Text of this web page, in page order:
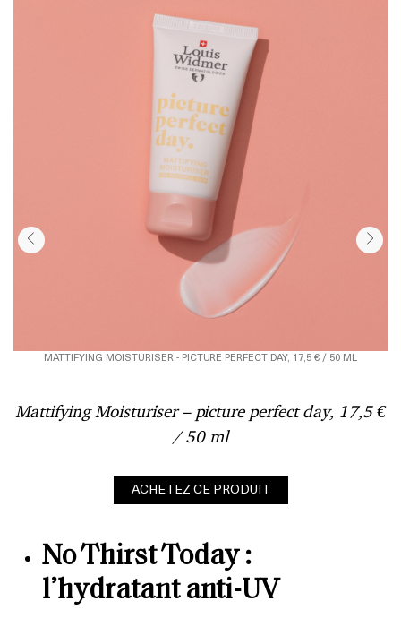
MATTIFYING MOISTURISER - PICTURE PERFECT DAY, 17,5 € / 50 ML
Mattifying Moisturiser – picture perfect day, 17,5 €
/ 50 ml
ACHETEZ CE PRODUIT
No Thirst Today :
l’hydratant anti-UV